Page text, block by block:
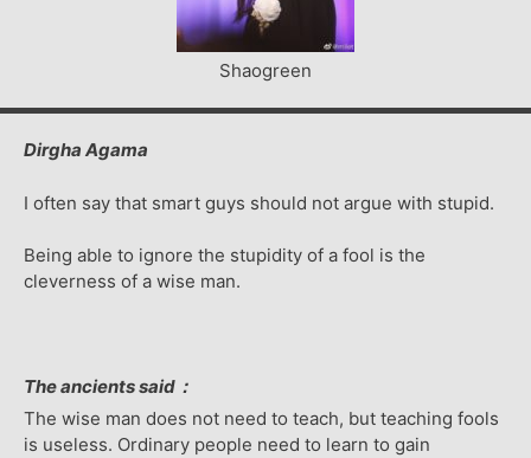
Shaogreen
Dirgha Agama
I often say that smart guys should not argue with stupid.
Being able to ignore the stupidity of a fool is the
cleverness of a wise man.
The ancients said：
The wise man does not need to teach, but teaching fools
is useless. Ordinary people need to learn to gain